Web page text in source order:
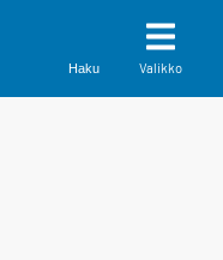
Haku Valikko